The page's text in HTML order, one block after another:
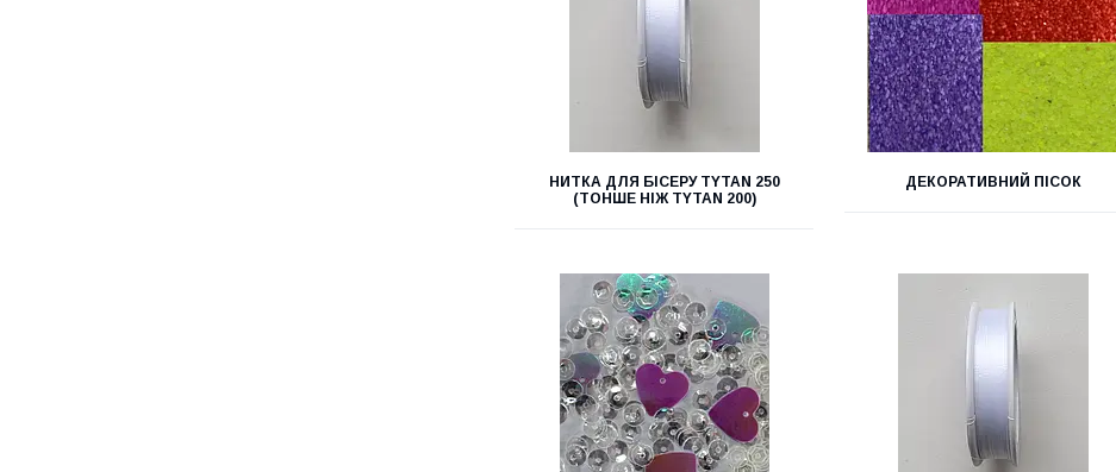
НИТКА ДЛЯ БІСЕРУ ТYTAN 250
(ТОНШЕ НІЖ ТYTAN 200)
ДЕКОРАТИВНИЙ ПІСОК